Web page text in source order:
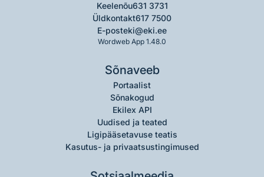
Keelenõu631 3731
Üldkontakt617 7500
E-posteki@eki.ee
Wordweb App 1.48.0
Sõnaveeb
Portaalist
Sõnakogud
Ekilex API
Uudised ja teated
Ligipääsetavuse teatis
Kasutus- ja privaatsustingimused